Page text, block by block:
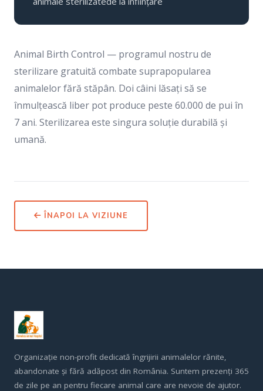
Animal Birth Control — programul nostru de
sterilizare gratuită combate suprapopularea
animalelor fără stăpân. Doi câini lăsați să se
înmulțească liber pot produce peste 60.000 de pui în
7 ani. Sterilizarea este singura soluție durabilă și
umană.
ÎNAPOI LA VIZIUNE
Organizație non-profit dedicată îngrijirii animalelor rănite,
abandonate și fără adăpost din România. Suntem prezenți 365
de zile pe an pentru fiecare animal care are nevoie de ajutor.